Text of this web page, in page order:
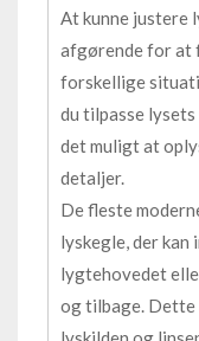
At kunne justere
afgørende for at
forskellige
du tilpasse
det muligt at
detaljer.
De fleste
lyskegle, der kan
lygtehovedet
og tilbage. Dette